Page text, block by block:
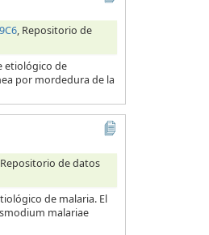
, Repositorio de
etiológico de
por mordedura de la
de datos
de malaria. El
malariae